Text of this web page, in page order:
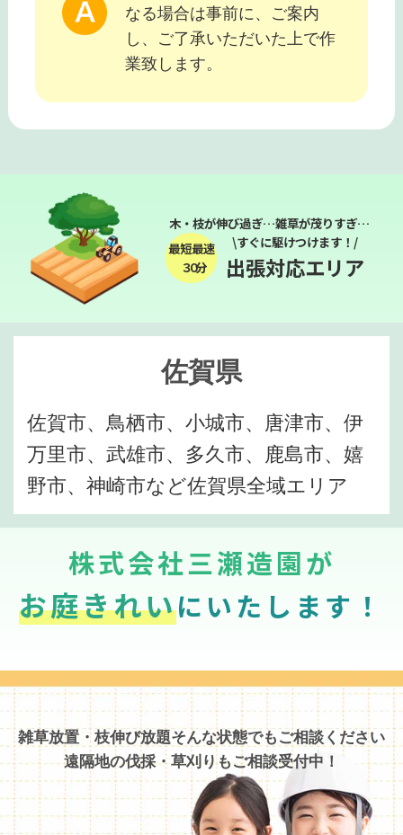
なる場合は事前に、ご案内
し、ご了承いただいた上で作
業致します。
木・枝が伸び過ぎ…雑草が茂りすぎ…
最短最速
３０分
\すぐに駆けつけます！/
出張対応エリア
佐賀県
佐賀市、鳥栖市、小城市、唐津市、伊
万里市、武雄市、多久市、鹿島市、嬉
野市、神崎市など佐賀県全域エリア
株式会社三瀬造園が
お庭きれいにいたします！
雑草放置・枝伸び放題そんな状態でもご相談ください
遠隔地の伐採・草刈りもご相談受付中！